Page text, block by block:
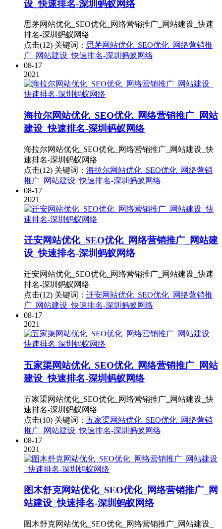
设_快速排名-深圳蚂蚁网络
思茅网站优化_SEO优化_网络营销推广_网站建设_快速
排名-深圳蚂蚁网络
点击(12) 关键词： 思茅网站优化_SEO优化_网络营销推
广_网站建设_快速排名-深圳蚂蚁网络
08-17
2021
海拉尔网站优化_SEO优化_网络营销推广_网站
建设_快速排名-深圳蚂蚁网络
海拉尔网站优化_SEO优化_网络营销推广_网站建设_快
速排名-深圳蚂蚁网络
点击(12) 关键词： 海拉尔网站优化_SEO优化_网络营销
推广_网站建设_快速排名-深圳蚂蚁网络
08-17
2021
迁安网站优化_SEO优化_网络营销推广_网站建
设_快速排名-深圳蚂蚁网络
迁安网站优化_SEO优化_网络营销推广_网站建设_快速
排名-深圳蚂蚁网络
点击(12) 关键词： 迁安网站优化_SEO优化_网络营销推
广_网站建设_快速排名-深圳蚂蚁网络
08-17
2021
五家渠网站优化_SEO优化_网络营销推广_网站
建设_快速排名-深圳蚂蚁网络
五家渠网站优化_SEO优化_网络营销推广_网站建设_快
速排名-深圳蚂蚁网络
点击(10) 关键词： 五家渠网站优化_SEO优化_网络营销
推广_网站建设_快速排名-深圳蚂蚁网络
08-17
2021
图木舒克网站优化_SEO优化_网络营销推广_网
站建设_快速排名-深圳蚂蚁网络
图木舒克网站优化_SEO优化_网络营销推广_网站建设_